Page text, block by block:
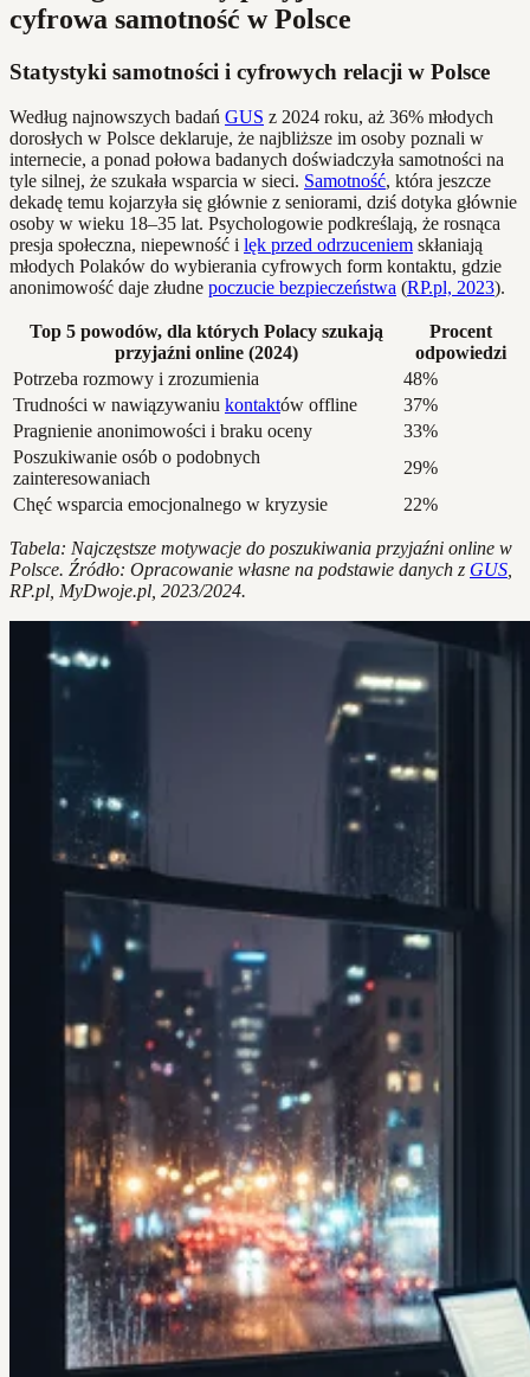
cyfrowa samotność w Polsce
Statystyki samotności i cyfrowych relacji w Polsce
Według najnowszych badań GUS z 2024 roku, aż 36% młodych
dorosłych w Polsce deklaruje, że najbliższe im osoby poznali w
internecie, a ponad połowa badanych doświadczyła samotności na
tyle silnej, że szukała wsparcia w sieci. Samotność, która jeszcze
dekadę temu kojarzyła się głównie z seniorami, dziś dotyka głównie
osoby w wieku 18–35 lat. Psychologowie podkreślają, że rosnąca
presja społeczna, niepewność i lęk przed odrzuceniem skłaniają
młodych Polaków do wybierania cyfrowych form kontaktu, gdzie
anonimowość daje złudne poczucie bezpieczeństwa (RP.pl, 2023).
Top 5 powodów, dla których Polacy szukają
przyjaźni online (2024)
Procent
odpowiedzi
Potrzeba rozmowy i zrozumienia
48%
Trudności w nawiązywaniu kontaktów offline
37%
Pragnienie anonimowości i braku oceny
33%
Poszukiwanie osób o podobnych
zainteresowaniach
29%
Chęć wsparcia emocjonalnego w kryzysie
22%
Tabela: Najczęstsze motywacje do poszukiwania przyjaźni online w
Polsce. Źródło: Opracowanie własne na podstawie danych z GUS
RP.pl, MyDwoje.pl, 2023/2024.